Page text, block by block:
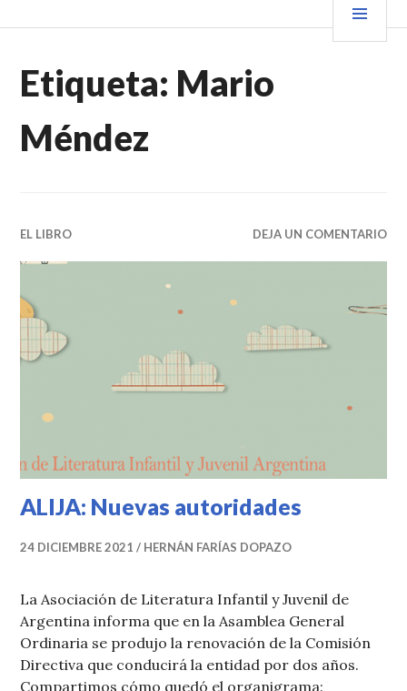
al VENDER+LIBROS NOTICIAS
Etiqueta: Mario
Méndez
EL LIBRO DEJA UN COMENTARIO
ALIJA: Nuevas autoridades
24 DICIEMBRE 2021 HERNÁN FARÍAS DOPAZO
La Asociación de Literatura Infantil y Juvenil de
Argentina informa que en la Asamblea General
Ordinaria se produjo la renovación de la Comisión
Directiva que conducirá la entidad por dos años.
Compartimos cómo quedó el organigrama: